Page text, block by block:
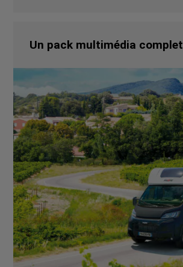
Un pack multimédia complet